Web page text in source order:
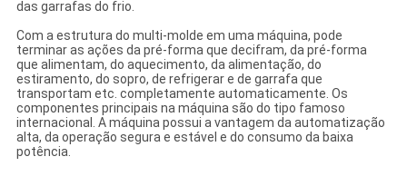
das garrafas do frio.
Com a estrutura do multi-molde em uma máquina, pode
terminar as ações da pré-forma que decifram, da pré-forma
que alimentam, do aquecimento, da alimentação, do
estiramento, do sopro, de refrigerar e de garrafa que
transportam etc. completamente automaticamente. Os
componentes principais na máquina são do tipo famoso
internacional. A máquina possui a vantagem da automatização
alta, da operação segura e estável e do consumo da baixa
potência.